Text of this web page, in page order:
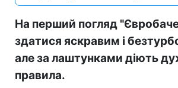
На перший погляд
здатися яскравим і
але за лаштунками діють
правила.